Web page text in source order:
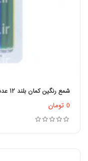
شمع رنگین کمان بلند ۱۲ عددی
0 تومان